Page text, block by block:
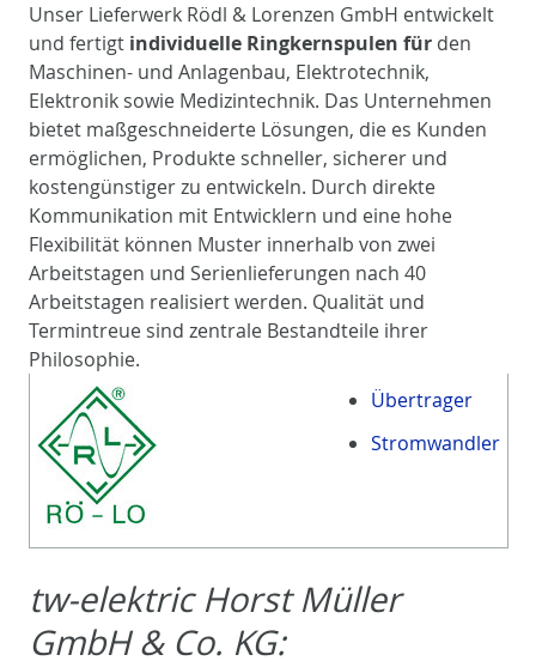
Unser Lieferwerk Rödl & Lorenzen GmbH entwickelt
und fertigt individuelle Ringkernspulen für den
Maschinen- und Anlagenbau, Elektrotechnik,
Elektronik sowie Medizintechnik. Das Unternehmen
bietet maßgeschneiderte Lösungen, die es Kunden
ermöglichen, Produkte schneller, sicherer und
kostengünstiger zu entwickeln. Durch direkte
Kommunikation mit Entwicklern und eine hohe
Flexibilität können Muster innerhalb von zwei
Arbeitstagen und Serienlieferungen nach 40
Arbeitstagen realisiert werden. Qualität und
Termintreue sind zentrale Bestandteile ihrer
Philosophie.
Übertrager
Stromwandler
tw-elektric Horst Müller
GmbH & Co. KG: